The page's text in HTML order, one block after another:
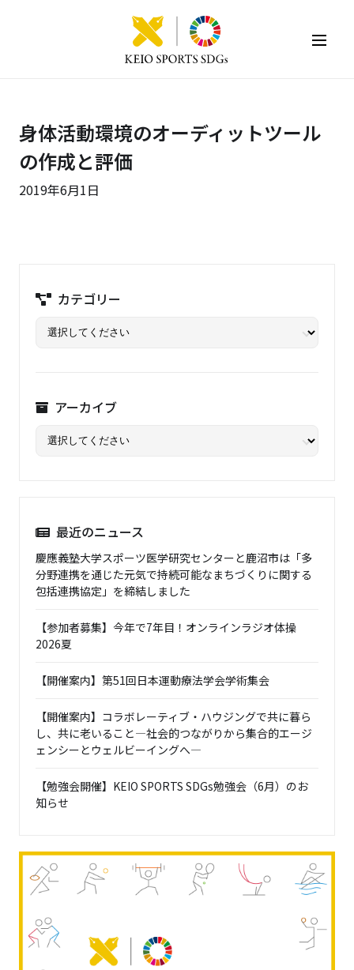
身体活動環境のオーディットツール
の作成と評価
2019年6月1日
カテゴリー
アーカイブ
最近のニュース
慶應義塾大学スポーツ医学研究センターと鹿沼市は「多
分野連携を通じた元気で持続可能なまちづくりに関する
包括連携協定」を締結しました
【参加者募集】今年で7年目！オンラインラジオ体操
2026夏
【開催案内】第51回日本運動療法学会学術集会
【開催案内】コラボレーティブ・ハウジングで共に暮ら
し、共に老いること―社会的つながりから集合的エージ
ェンシーとウェルビーイングへ―
【勉強会開催】KEIO SPORTS SDGs勉強会（6月）のお
知らせ